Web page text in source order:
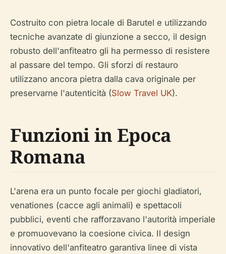
Costruito con pietra locale di Barutel e utilizzando
tecniche avanzate di giunzione a secco, il design
robusto dell'anfiteatro gli ha permesso di resistere
al passare del tempo. Gli sforzi di restauro
utilizzano ancora pietra dalla cava originale per
preservarne l'autenticità (Slow Travel UK).
Funzioni in Epoca
Romana
L'arena era un punto focale per giochi gladiatori,
venationes (cacce agli animali) e spettacoli
pubblici, eventi che rafforzavano l'autorità imperiale
e promuovevano la coesione civica. Il design
innovativo dell'anfiteatro garantiva linee di vista